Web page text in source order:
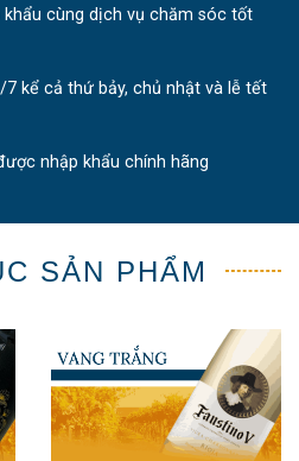
khẩu cùng dịch vụ chăm sóc tốt
7 kể cả thứ bảy, chủ nhật và lễ tết
nhập khẩu chính hãng
SẢN PHẨM